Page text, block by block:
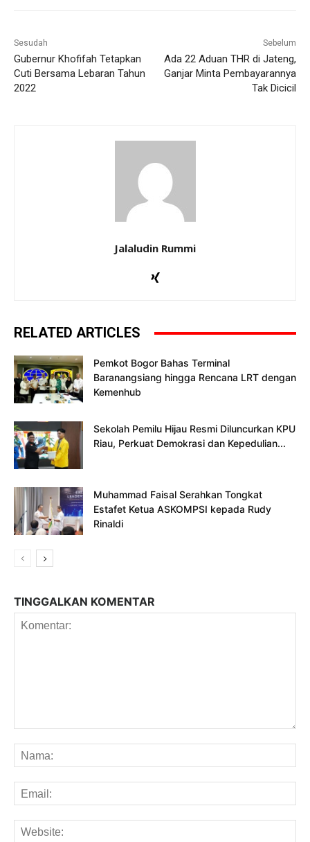
Sesudah
Gubernur Khofifah Tetapkan
Cuti Bersama Lebaran Tahun
2022
Sebelum
Ada 22 Aduan THR di Jateng,
Ganjar Minta Pembayarannya
Tak Dicicil
Jalaludin Rummi
RELATED ARTICLES
Pemkot Bogor Bahas Terminal
Baranangsiang hingga Rencana LRT dengan
Kemenhub
Sekolah Pemilu Hijau Resmi Diluncurkan KPU
Riau, Perkuat Demokrasi dan Kepedulian...
Muhammad Faisal Serahkan Tongkat
Estafet Ketua ASKOMPSI kepada Rudy
Rinaldi
TINGGALKAN KOMENTAR